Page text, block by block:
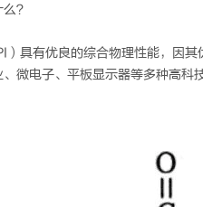
？
）具有优良的综合物理性能，因
微电子、平板显示器等多种高科